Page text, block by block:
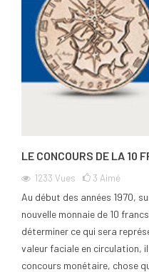
LE CONCOURS DE LA 10
1233 Vues 3 Aimé
Au début des années 1970,
nouvelle monnaie de 10
déterminer ce qui sera
valeur faciale en circulation,
concours monétaire, chose